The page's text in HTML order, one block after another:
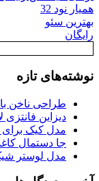
همیار نود 32
بهترین سئو
رایگان
نوشته‌های تازه
طراحی ناخن
دیزاین
مدل کیک برای
جا دستمال
مدل لوستر